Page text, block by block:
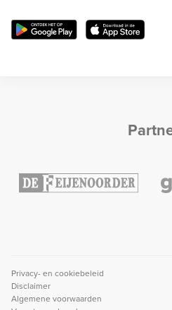
Privacy- en cookiebeleid
Disclaimer
Algemene voorwaarden